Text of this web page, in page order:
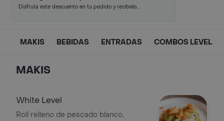
Disfruta este descuento en tu pedido y recíbelo
MAKIS BEBIDAS ENTRADAS COMBOS LEVEL
MAKIS
White Level
Roll relleno de pescado blanco,